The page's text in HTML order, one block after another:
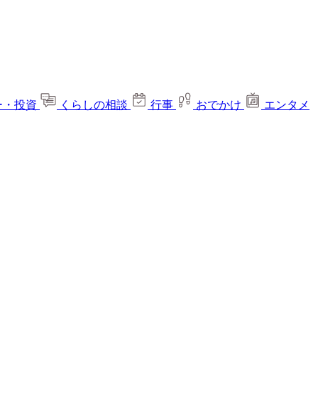
投資 くらしの相談 行事 おでかけ エンタメ